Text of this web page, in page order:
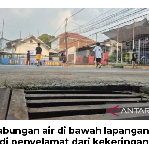
air di bawah lapangan
penyelamat dari kekeringan